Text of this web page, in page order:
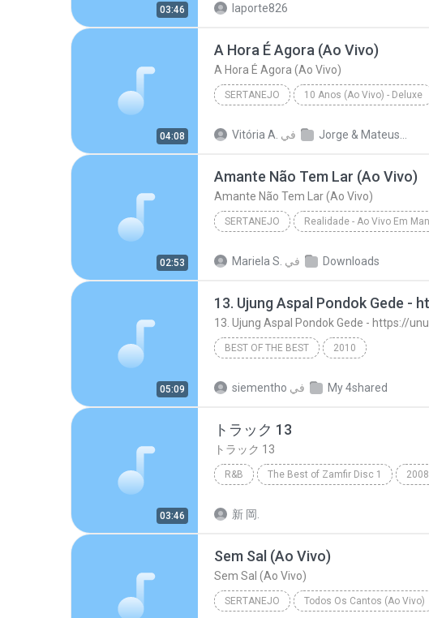
03:46 laporte826
04:08
A Hora É Agora (Ao Vivo)
A Hora É Agora (Ao Vivo)
SERTANEJO 10 Anos (Ao Vivo) - Deluxe
Vitória A. في
02:53
Amante Não Tem Lar (Ao Vivo)
Amante Não Tem Lar (Ao Vivo)
SERTANEJO
Mariela S. في Downloads
05:09
BEST OF THE BEST 2010
siementho في My 4shared
03:46
トラック 13
トラック 13
R&B The Best of Zamfir Disc 1 2008
新 岡.
Sem Sal (Ao Vivo)
Sem Sal (Ao Vivo)
SERTANEJO Todos Os Cantos (Ao Vivo)